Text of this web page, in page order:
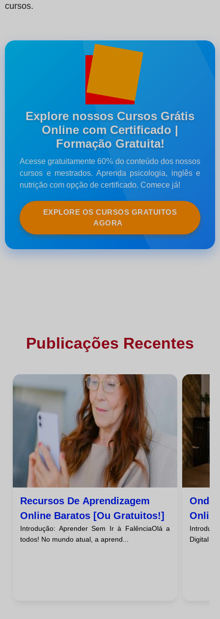
cursos.
Explore nossos Cursos Grátis
Online com Certificado |
Formação Gratuita!
Acesse gratuitamente 60% do conteúdo dos nossos
cursos e mestrados. Aprenda psicologia, inglês e
nutrição com opção de certificado. Comece já!
EXPLORE OS CURSOS GRATUITOS
AGORA
Publicações Recentes
Recursos De Aprendizagem
Online Baratos [ou Gratuitos!]
Introdução: Aprender Sem Ir à FalênciaOlá a
todos! No mundo atual, a aprend...
Onde
Digital